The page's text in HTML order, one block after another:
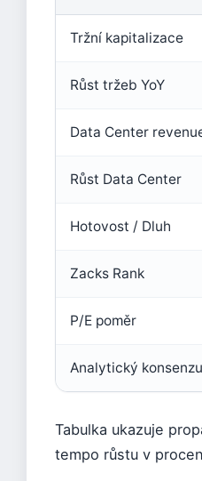
Tržní kapitalizace
Růst tržeb YoY
Data Center
Růst Data Center
Hotovost / Dluh
Zacks Rank
P/E poměr
Analytický
Tabulka ukazuje
tempo růstu v